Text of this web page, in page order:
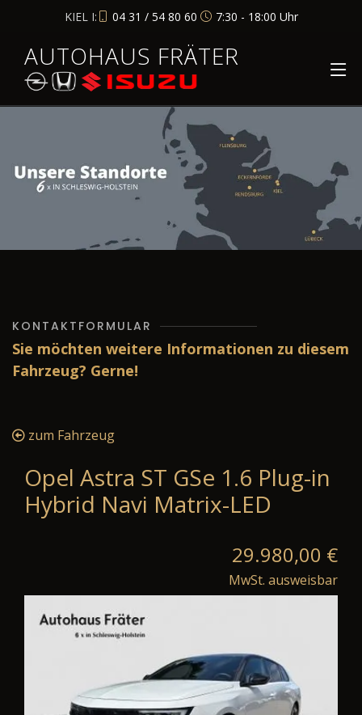
KIEL I: 04 31 / 54 80 60 7:30 - 18:00 Uhr
AUTOHAUS FRÄTER
KONTAKTFORMULAR
Sie möchten weitere Informationen zu diesem
Fahrzeug? Gerne!
zum Fahrzeug
Opel Astra ST GSe 1.6 Plug-in
Hybrid Navi Matrix-LED
29.980,00 €
MwSt. ausweisbar